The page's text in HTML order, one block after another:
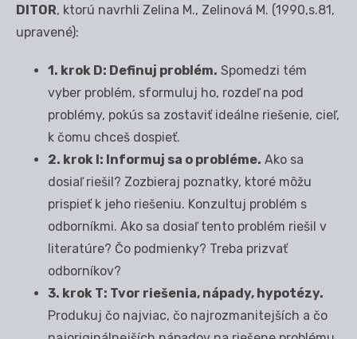
DITOR, ktorú navrhli Zelina M., Zelinová M. (1990,s.81,
upravené):
1. krok D: Definuj problém. Spomedzi tém
vyber problém, sformuluj ho, rozdeľ na pod
problémy, pokús sa zostaviť ideálne riešenie, cieľ,
k čomu chceš dospieť.
2. krok I: Informuj sa o probléme. Ako sa
dosiaľ riešil? Zozbieraj poznatky, ktoré môžu
prispieť k jeho riešeniu. Konzultuj problém s
odborníkmi. Ako sa dosiaľ tento problém riešil v
literatúre? Čo podmienky? Treba prizvať
odborníkov?
3. krok T: Tvor riešenia, nápady, hypotézy.
Produkuj čo najviac, čo najrozmanitejších a čo